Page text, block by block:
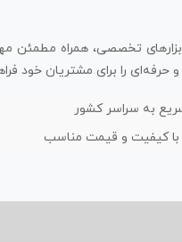
تخصصی، همراه مطمئن
را برای مشتریان خود
به سراسر کشور
کیفیت و قیمت مناسب